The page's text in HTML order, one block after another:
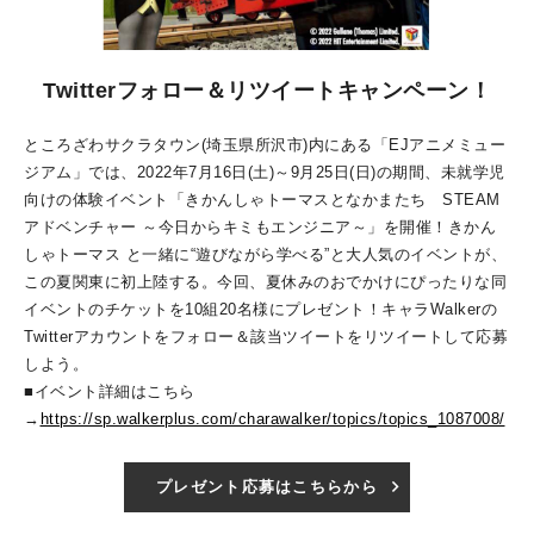
Twitterフォロー＆リツイートキャンペーン！
ところざわサクラタウン(埼⽟県所沢市)内にある「EJアニメミュー
ジアム」では、2022年7月16日(土)～9月25日(日)の期間、未就学児
向けの体験イベント「きかんしゃトーマスとなかまたち STEAM
アドベンチャー ～今日からキミもエンジニア～」を開催！きかん
しゃトーマス と一緒に“遊びながら学べる”と大人気のイベントが、
この夏関東に初上陸する。今回、夏休みのおでかけにぴったりな同
イベントのチケットを10組20名様にプレゼント！キャラWalkerの
Twitterアカウントをフォロー＆該当ツイートをリツイートして応募
しよう。
■イベント詳細はこちら
→ https://sp.walkerplus.com/charawalker/topics/topics_1087008/
プレゼント応募はこちらから